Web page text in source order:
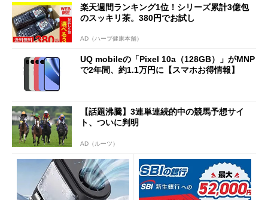
楽天週間ランキング1位！シリーズ累計3億包
のスッキリ茶。380円でお試し
AD（ハーブ健康本舗）
UQ mobileの「Pixel 10a（128GB）」がMNP
で2年間、約1.1万円に【スマホお得情報】
【話題沸騰】3連単連続的中の競馬予想サイ
ト、ついに判明
AD（ルーツ）